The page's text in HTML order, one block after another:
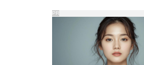
PR